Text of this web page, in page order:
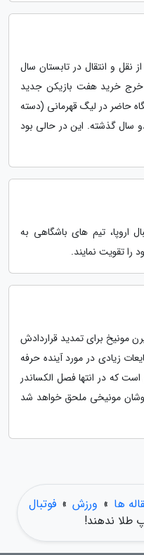
نقل و انتقال در تابستان سال
میلیون پوند خرج خرید هفت بازیکن جدید
از مجموع هزینه تمام 24 باشگاه حاضر در لیگ قهرمانی (دسته
سال گذشته. این در حالی بود
اروپا، تیم های باشگاهی به
را تقویت نمایند.
مونیخ برای تمدید قراردادش
زیادی در مورد آینده حرفه
که در انتها فصل الکساندر
مونیخی ملحق خواهد شد
ها » ورزش » فوتبال
طلا ندهند!